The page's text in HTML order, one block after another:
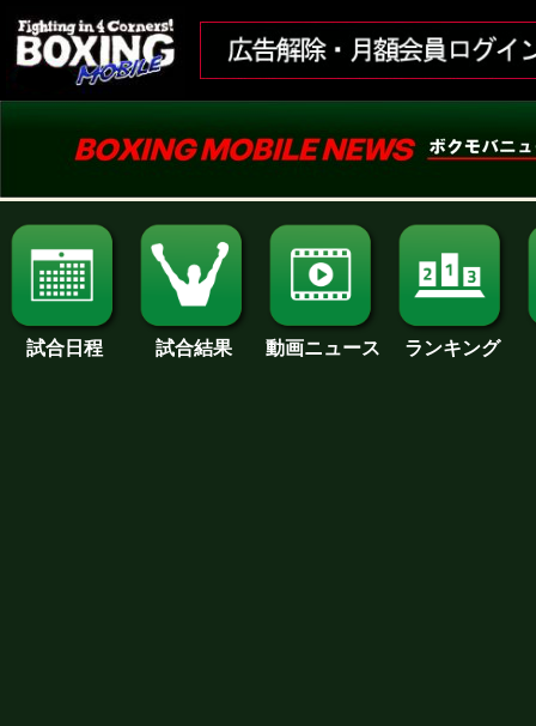
試合日程 試合結果 動画ニュース ランキング